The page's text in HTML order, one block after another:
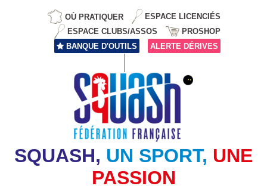
OÙ PRATIQUER
ESPACE LICENCIÉS
ESPACE CLUBS/ASSOS
PROSHOP
BANQUE D'OUTILS
ALERTE DÉRIVES
SQUASH, UN SPORT, UNE
PASSION